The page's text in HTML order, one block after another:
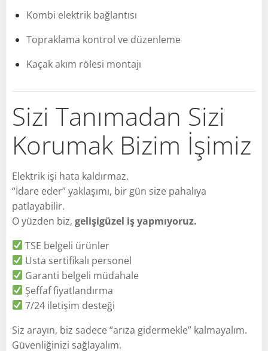
Kombi elektrik bağlantısı
Topraklama kontrol ve düzenleme
Kaçak akım rölesi montajı
Sizi Tanımadan Sizi
Korumak Bizim İşimiz
Elektrik işi hata kaldırmaz.
“İdare eder” yaklaşımı, bir gün size pahalıya
patlayabilir.
O yüzden biz, gelişigüzel iş yapmıyoruz.
TSE belgeli ürünler
Usta sertifikalı personel
Garanti belgeli müdahale
Şeffaf fiyatlandırma
7/24 iletişim desteği
Siz arayın, biz sadece “arıza gidermekle” kalmayalım.
Güvenliğinizi sağlayalım.